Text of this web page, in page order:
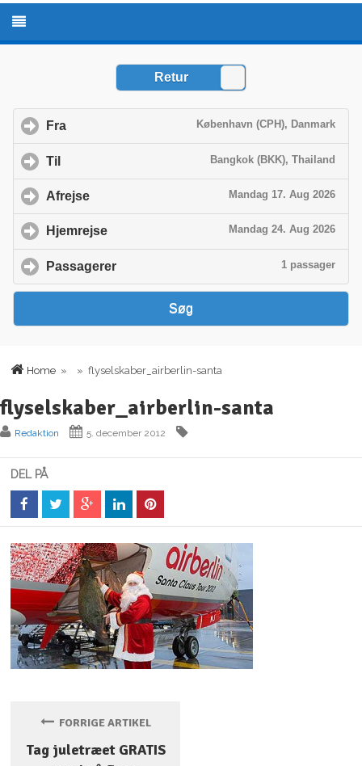
Home » » flyselskaber_airberlin-santa
flyselskaber_airberlin-santa
Redaktion 5. december 2012
DEL PÅ
FORRIGE ARTIKEL
Tag juletræet GRATIS